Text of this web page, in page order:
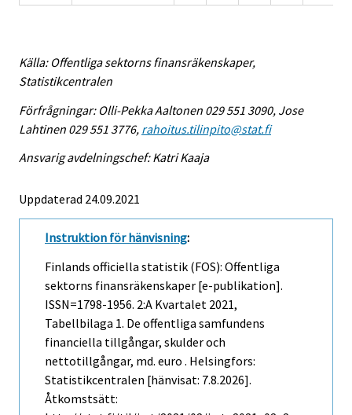
Källa: Offentliga sektorns finansräkenskaper,
Statistikcentralen
Förfrågningar: Olli-Pekka Aaltonen 029 551 3090, Jose
Lahtinen 029 551 3776, rahoitus.tilinpito@stat.fi
Ansvarig avdelningschef: Katri Kaaja
Uppdaterad 24.09.2021
Instruktion för hänvisning:
Finlands officiella statistik (FOS): Offentliga
sektorns finansräkenskaper [e-publikation].
ISSN=1798-1956. 2:a Kvartalet 2021,
Tabellbilaga 1. De offentliga samfundens
financiella tillgångar, skulder och
nettotillgångar, md. euro . Helsingfors:
Statistikcentralen [hänvisat: 7.8.2026].
Åtkomstsätt: